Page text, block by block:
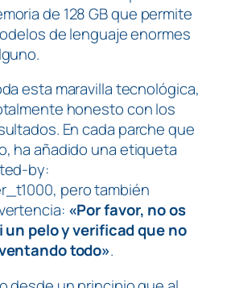
de 128 GB que permite
de lenguaje enormes
esta maravilla tecnológica,
honesto con los
En cada parche que
ha añadido una etiqueta
by:
, pero también
«Por favor, no os
un pelo y verificad que no
todo».